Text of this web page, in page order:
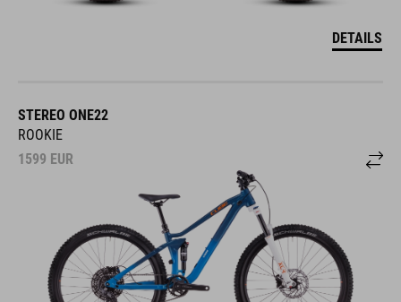
DETAILS
STEREO ONE22
ROOKIE
1599 EUR